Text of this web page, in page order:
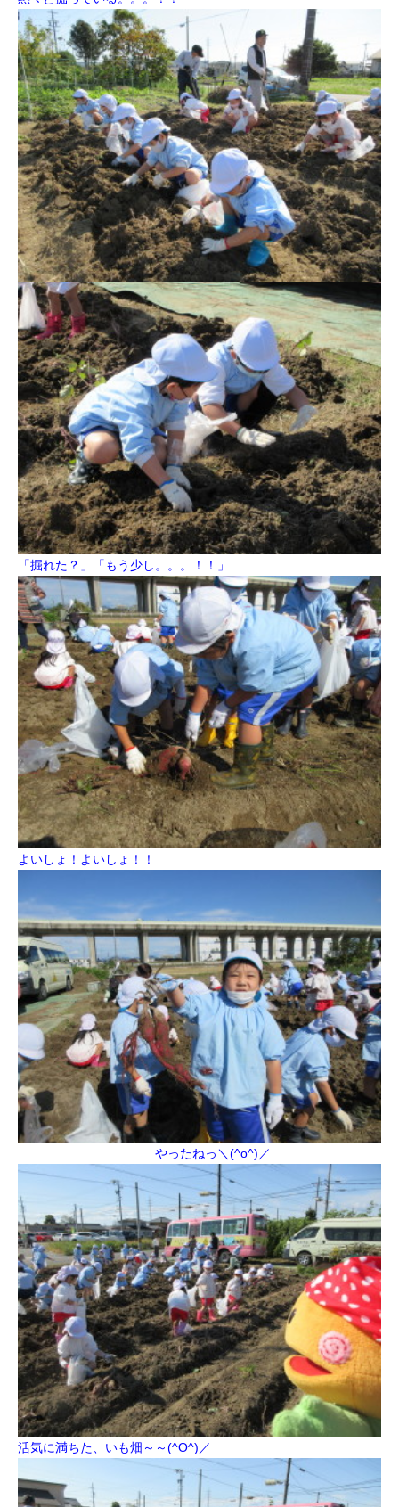
「掘れた？」「もう少し。。。！！」
よいしょ！よいしょ！！
やったねっ＼(^o^)／
活気に満ちた、いも畑～～(^O^)／